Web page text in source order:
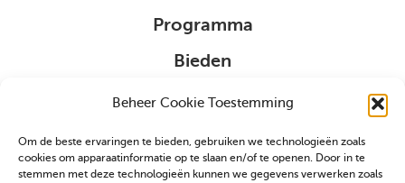
Beheer Cookie Toestemming
Om de beste ervaringen te bieden, gebruiken we technologieën zoals
cookies om apparaatinformatie op te slaan en/of te openen. Door in te
stemmen met deze technologieën kunnen we gegevens verwerken zoals
Programma
Bieden
Organisatie
Sponsoring